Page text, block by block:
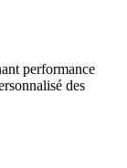
performance
des